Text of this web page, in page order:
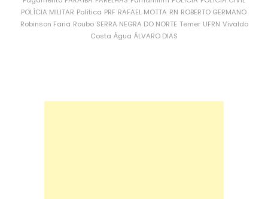
POLÍCIA MILITAR Política PRF RAFAEL MOTTA RN ROBERTO GERMANO
Robinson Faria Roubo SERRA NEGRA DO NORTE Temer UFRN Vivaldo
Costa Água ÁLVARO DIAS